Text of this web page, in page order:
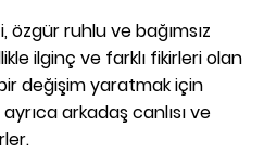
özgür ruhlu ve bağımsız
ilginç ve farklı fikirleri olan
değişim yaratmak için
arkadaş canlısı ve